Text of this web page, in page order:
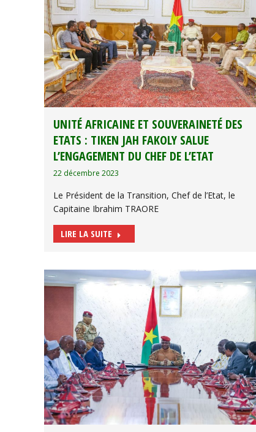
UNITÉ AFRICAINE ET SOUVERAINETÉ DES
ETATS : TIKEN JAH FAKOLY SALUE
L’ENGAGEMENT DU CHEF DE L’ETAT
22 décembre 2023
Le Président de la Transition, Chef de l’Etat, le
Capitaine Ibrahim TRAORE
LIRE LA SUITE